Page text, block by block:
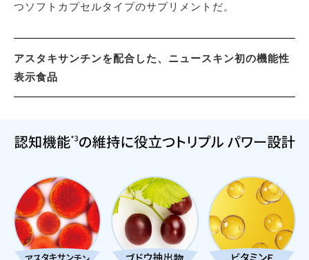
つソフトカプセルタイプのサプリメントだ。
アスタキサンチンを配合した、ニュースキン初の機能性
表示食品